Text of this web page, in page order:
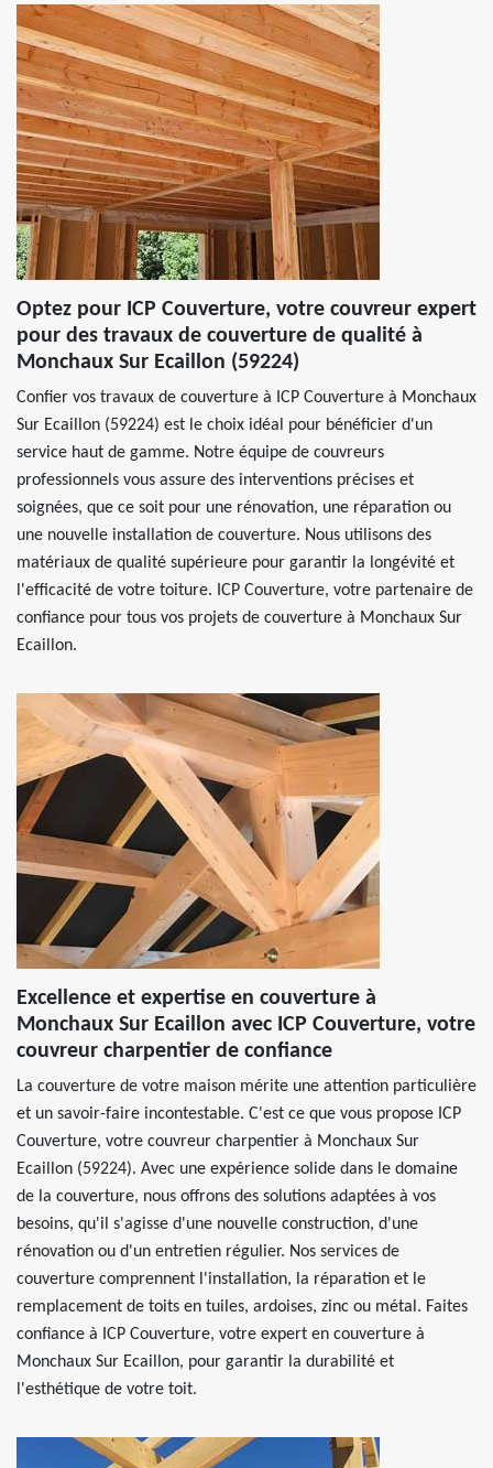
Optez pour ICP Couverture, votre couvreur expert
pour des travaux de couverture de qualité à
Monchaux Sur Ecaillon (59224)
Confier vos travaux de couverture à ICP Couverture à Monchaux
Sur Ecaillon (59224) est le choix idéal pour bénéficier d'un
service haut de gamme. Notre équipe de couvreurs
professionnels vous assure des interventions précises et
soignées, que ce soit pour une rénovation, une réparation ou
une nouvelle installation de couverture. Nous utilisons des
matériaux de qualité supérieure pour garantir la longévité et
l'efficacité de votre toiture. ICP Couverture, votre partenaire de
confiance pour tous vos projets de couverture à Monchaux Sur
Ecaillon.
Excellence et expertise en couverture à
Monchaux Sur Ecaillon avec ICP Couverture, votre
couvreur charpentier de confiance
La couverture de votre maison mérite une attention particulière
et un savoir-faire incontestable. C'est ce que vous propose ICP
Couverture, votre couvreur charpentier à Monchaux Sur
Ecaillon (59224). Avec une expérience solide dans le domaine
de la couverture, nous offrons des solutions adaptées à vos
besoins, qu'il s'agisse d'une nouvelle construction, d'une
rénovation ou d'un entretien régulier. Nos services de
couverture comprennent l'installation, la réparation et le
remplacement de toits en tuiles, ardoises, zinc ou métal. Faites
confiance à ICP Couverture, votre expert en couverture à
Monchaux Sur Ecaillon, pour garantir la durabilité et
l'esthétique de votre toit.